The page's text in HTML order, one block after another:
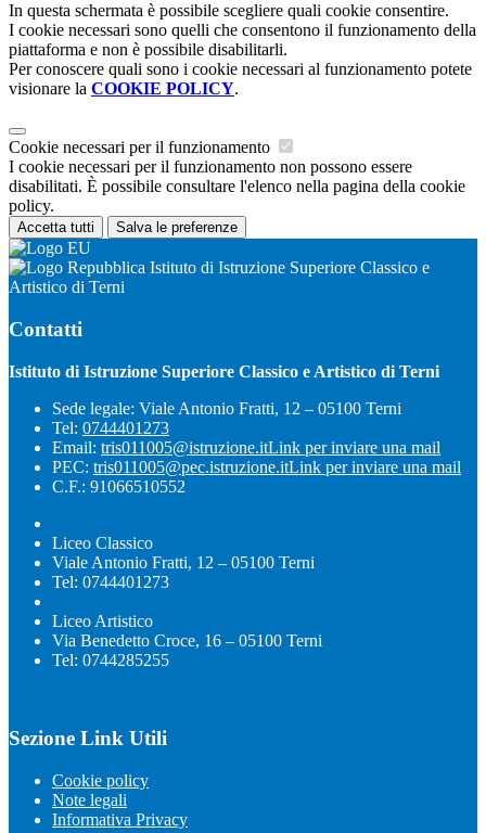
In questa schermata è possibile scegliere quali cookie consentire.
I cookie necessari sono quelli che consentono il funzionamento della
piattaforma e non è possibile disabilitarli.
Per conoscere quali sono i cookie necessari al funzionamento potete
visionare la COOKIE POLICY.
Cookie necessari per il funzionamento
I cookie necessari per il funzionamento non possono essere
disabilitati. È possibile consultare l'elenco nella pagina della cookie
policy.
Accetta tutti Salva le preferenze
Istituto di Istruzione Superiore Classico e
Artistico di Terni
Contatti
Istituto di Istruzione Superiore Classico e Artistico di Terni
Sede legale: Viale Antonio Fratti, 12 – 05100 Terni
Tel: 0744401273
Email: tris011005@istruzione.itLink per inviare una mail
PEC: tris011005@pec.istruzione.itLink per inviare una mail
C.F.: 91066510552
Liceo Classico
Viale Antonio Fratti, 12 – 05100 Terni
Tel: 0744401273
Liceo Artistico
Via Benedetto Croce, 16 – 05100 Terni
Tel: 0744285255
Sezione Link Utili
Cookie policy
Note legali
Informativa Privacy